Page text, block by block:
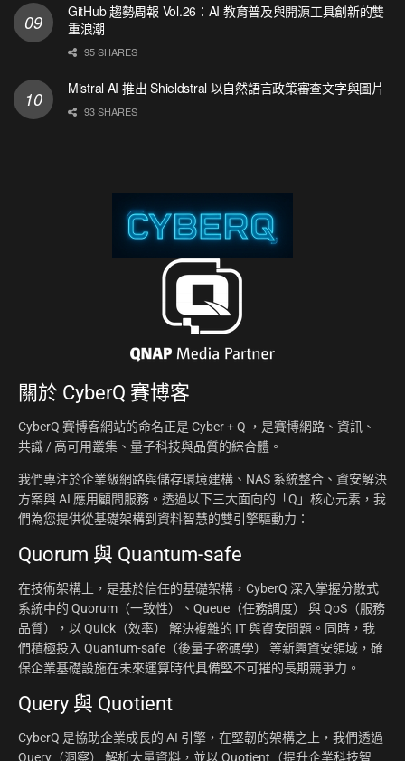
GitHub 趨勢周報 Vol.26：AI 教育普及與開源工具創新的雙
重浪潮
95 SHARES
Mistral AI 推出 Shieldstral 以自然語言政策審查文字與圖片
93 SHARES
關於 CyberQ 賽博客
CyberQ 賽博客網站的命名正是 Cyber + Q ，是賽博網路、資訊、
共識 / 高可用叢集、量子科技與品質的綜合體。
我們專注於企業級網路與儲存環境建構、NAS 系統整合、資安解決
方案與 AI 應用顧問服務。透過以下三大面向的「Q」核心元素，我
們為您提供從基礎架構到資料智慧的雙引擎驅動力：
Quorum 與 Quantum-safe
在技術架構上，是基於信任的基礎架構，CyberQ 深入掌握分散式
系統中的 Quorum（一致性）、Queue（任務調度） 與 QoS（服務
品質），以 Quick（效率） 解決複雜的 IT 與資安問題。同時，我
們積極投入 Quantum-safe（後量子密碼學） 等新興資安領域，確
保企業基礎設施在未來運算時代具備堅不可摧的長期競爭力。
Query 與 Quotient
CyberQ 是協助企業成長的 AI 引擎，在堅韌的架構之上，我們透過
Query（洞察） 解析大量資料，並以 Quotient（提升企業科技智